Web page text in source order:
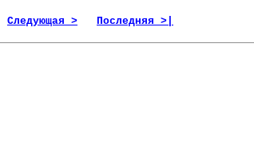
Следующая > Последняя >|